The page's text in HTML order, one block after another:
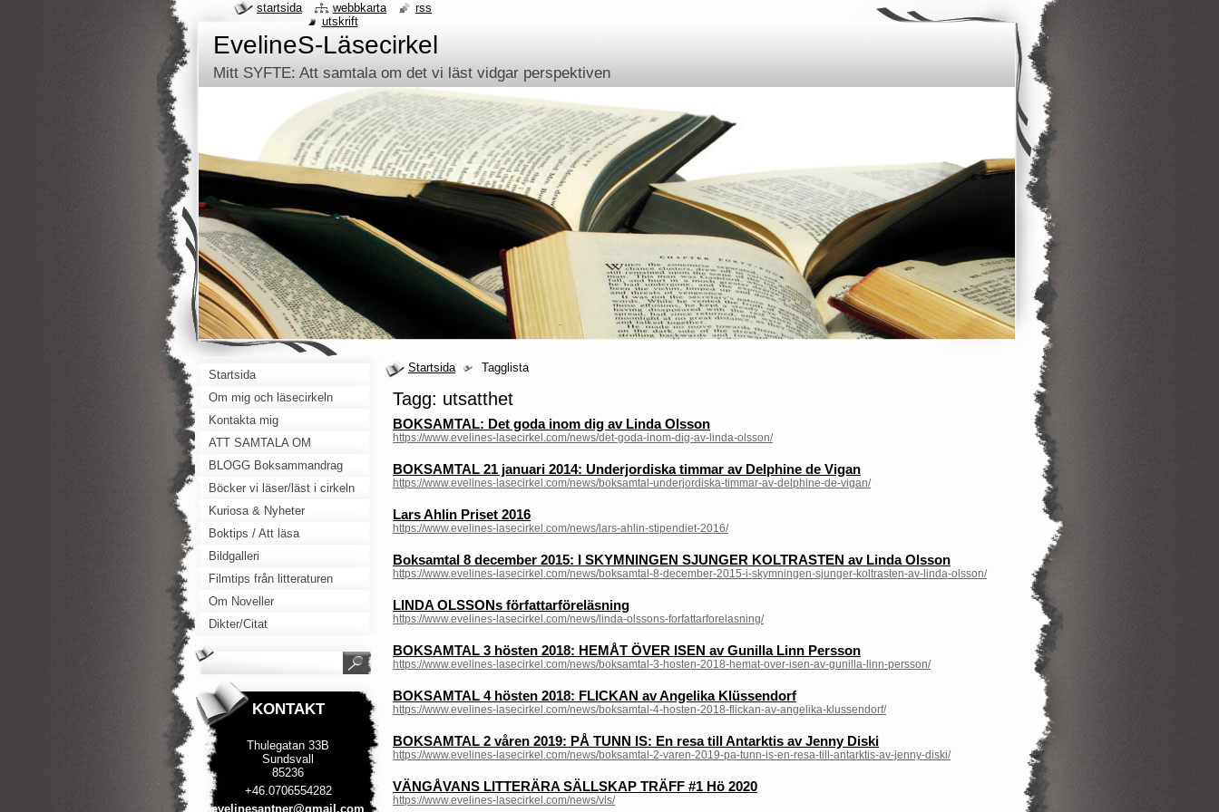
EvelineS-Läsecirkel
Mitt SYFTE: Att samtala om det vi läst vidgar perspektiven
Startsida Tagglista
Tagg: utsatthet
BOKSAMTAL: Det goda inom dig av Linda Olsson
https://www.evelines-lasecirkel.com/news/det-goda-inom-dig-av-linda-olsson/
BOKSAMTAL 21 januari 2014: Underjordiska timmar av Delphine de Vigan
https://www.evelines-lasecirkel.com/news/boksamtal-underjordiska-timmar-av-delphine-de-vigan/
Lars Ahlin Priset 2016
https://www.evelines-lasecirkel.com/news/lars-ahlin-stipendiet-2016/
Boksamtal 8 december 2015: I SKYMNINGEN SJUNGER KOLTRASTEN av Linda Olsson
https://www.evelines-lasecirkel.com/news/boksamtal-8-december-2015-i-skymningen-sjunger-koltrasten-av-linda-olsson/
LINDA OLSSONs författarföreläsning
https://www.evelines-lasecirkel.com/news/linda-olssons-forfattarforelasning/
BOKSAMTAL 3 hösten 2018: HEMÅT ÖVER ISEN av Gunilla Linn Persson
https://www.evelines-lasecirkel.com/news/boksamtal-3-hosten-2018-hemat-over-isen-av-gunilla-linn-persson/
BOKSAMTAL 4 hösten 2018: FLICKAN av Angelika Klüssendorf
https://www.evelines-lasecirkel.com/news/boksamtal-4-hosten-2018-flickan-av-angelika-klussendorf/
BOKSAMTAL 2 våren 2019: PÅ TUNN IS: En resa till Antarktis av Jenny Diski
https://www.evelines-lasecirkel.com/news/boksamtal-2-varen-2019-pa-tunn-is-en-resa-till-antarktis-av-jenny-diski/
VÄNGÅVANS LITTERÄRA SÄLLSKAP TRÄFF #1 Hö 2020
https://www.evelines-lasecirkel.com/news/vls/
Startsida
Om mig och läsecirkeln
Kontakta mig
ATT SAMTALA OM
BLOGG Boksammandrag
Böcker vi läser/läst i cirkeln
Kuriosa & Nyheter
Boktips / Att läsa
Bildgalleri
Filmtips från litteraturen
Om Noveller
Dikter/Citat
KONTAKT
Thulegatan 33B
Sundsvall
85236
+46.0706554282
evelinesantner@gmail.com
startsida webbkarta
rss
utskrift